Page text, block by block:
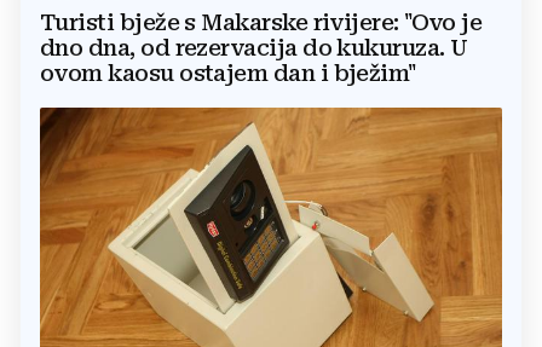
Turisti bježe s Makarske rivijere: "Ovo je
dno dna, od rezervacija do kukuruza. U
ovom kaosu ostajem dan i bježim"